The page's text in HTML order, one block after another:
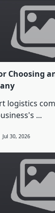
Choosing
logistics
...
Jul 30, 2026